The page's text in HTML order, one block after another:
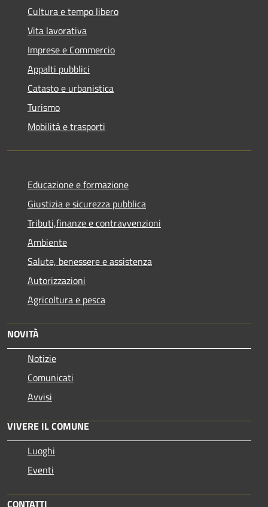
Cultura e tempo libero
Vita lavorativa
Imprese e Commercio
Appalti pubblici
Catasto e urbanistica
Turismo
Mobilità e trasporti
Educazione e formazione
Giustizia e sicurezza pubblica
Tributi,finanze e contravvenzioni
Ambiente
Salute, benessere e assistenza
Autorizzazioni
Agricoltura e pesca
NOVITÀ
Notizie
Comunicati
Avvisi
VIVERE IL COMUNE
Luoghi
Eventi
CONTATTI